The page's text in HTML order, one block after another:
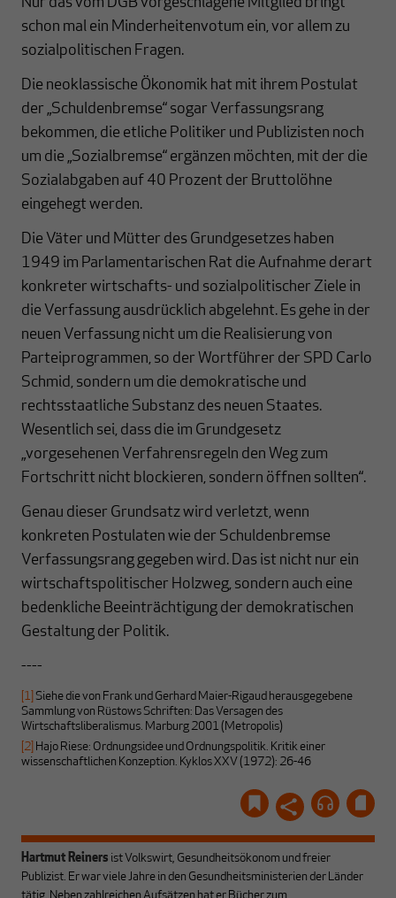
schon mal ein Minderheitenvotum ein, vor allem zu
sozialpolitischen Fragen.
Die neoklassische Ökonomik hat mit ihrem Postulat
der „Schuldenbremse“ sogar Verfassungsrang
bekommen, die etliche Politiker und Publizisten noch
um die „Sozialbremse“ ergänzen möchten, mit der die
Sozialabgaben auf 40 Prozent der Bruttolöhne
eingehegt werden.
Die Väter und Mütter des Grundgesetzes haben
1949 im Parlamentarischen Rat die Aufnahme derart
konkreter wirtschafts- und sozialpolitischer Ziele in
die Verfassung ausdrücklich abgelehnt. Es gehe in der
neuen Verfassung nicht um die Realisierung von
Parteiprogrammen, so der Wortführer der SPD Carlo
Schmid, sondern um die demokratische und
rechtsstaatliche Substanz des neuen Staates.
Wesentlich sei, dass die im Grundgesetz
„vorgesehenen Verfahrensregeln den Weg zum
Fortschritt nicht blockieren, sondern öffnen sollten“.
Genau dieser Grundsatz wird verletzt, wenn
konkreten Postulaten wie der Schuldenbremse
Verfassungsrang gegeben wird. Das ist nicht nur ein
wirtschaftspolitischer Holzweg, sondern auch eine
bedenkliche Beeinträchtigung der demokratischen
Gestaltung der Politik.
----
[1]
Siehe die von Frank und Gerhard Maier-Rigaud herausgegebene
Sammlung von Rüstows Schriften: Das Versagen des
Wirtschaftsliberalismus. Marburg 2001 (Metropolis)
[2] Hajo Riese: Ordnungsidee und Ordnungspolitik. Kritik einer
wissenschaftlichen Konzeption. Kyklos XXV (1972): 26-46
Hartmut Reiners ist Volkswirt, Gesundheitsökonom und freier
Publizist. Er war viele Jahre in den Gesundheitsministerien der Länder